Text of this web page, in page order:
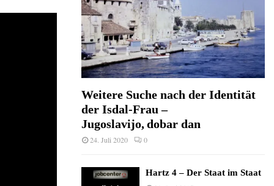
Weitere Suche nach der Identität
der Isdal-Frau –
Jugoslavijo, dobar dan
24. Juli 2020 0
Hartz 4 – Der Staat im Staat